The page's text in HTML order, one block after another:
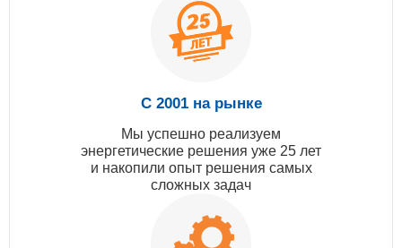
С 2001 на рынке
Мы успешно реализуем
энергетические решения уже 25 лет
и накопили опыт решения самых
сложных задач